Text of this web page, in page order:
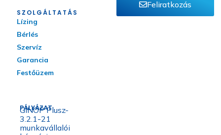
SZOLGÁLTATÁS
Lízing
Bérlés
Szervíz
Garancia
Festőüzem
PÁLYÁZAT
GINOP Plusz-
3.2.1-21
munkavállalói
Feliratkozás